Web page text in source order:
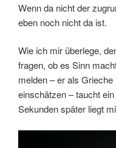
Wenn da nicht der
eben noch nicht da ist.
Wie ich mir überlege,
fragen, ob es Sinn
melden – er als
einschätzen – taucht
Sekunden später liegt